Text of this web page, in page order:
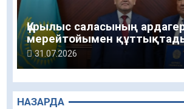
НАЗАРДА
Құрылыс саласының
мерейтойымен
31.07.2026